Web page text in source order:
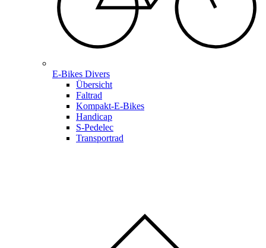
E-Bikes Divers
Übersicht
Faltrad
Kompakt-E-Bikes
Handicap
S-Pedelec
Transportrad